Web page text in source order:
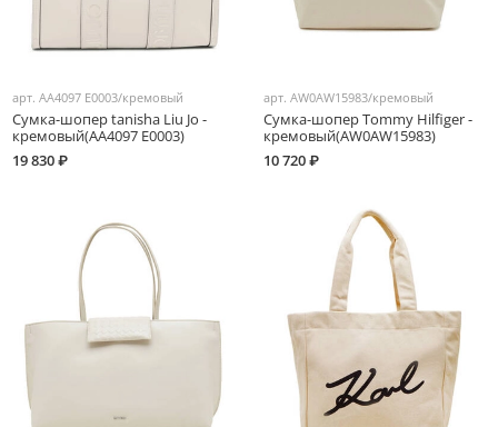
арт.AA4097 E0003/кремовый
Сумка-шопер tanisha Liu Jo -
кремовый(AA4097 E0003)
19 830 ₽
арт. AW0AW15983/кремовый
Сумка-шопер Tommy Hilfiger -
кремовый(AW0AW15983)
10 720 ₽